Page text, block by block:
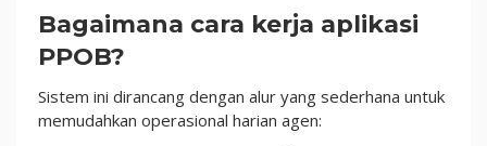
Bagaimana cara kerja aplikasi
PPOB?
Sistem ini dirancang dengan alur yang sederhana untuk
memudahkan operasional harian agen: